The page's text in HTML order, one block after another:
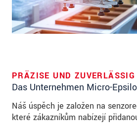
PRÄZISE UND ZUVERLÄSSIG
Das Unternehmen Micro-
Náš úspěch je založen na
které zákazníkům nabízejí